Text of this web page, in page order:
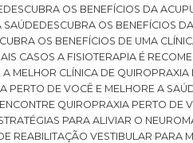
DESCUBRA OS BENEFÍCIOS DA
SAÚDE
DESCUBRA OS BENEFÍCIOS
OS BENEFÍCIOS DE UMA
CASOS A FISIOTERAPIA É
A MELHOR CLÍNICA DE
PERTO DE VOCÊ E MELHORE A
ENCONTRE QUIROPRAXIA PERTO DE
PARA ALIVIAR O
REABILITAÇÃO VESTIBULAR PARA